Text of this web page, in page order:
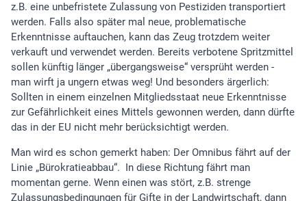
z.B. eine unbefristete Zulassung von Pestiziden transportiert
werden. Falls also später mal neue, problematische
Erkenntnisse auftauchen, kann das Zeug trotzdem weiter
verkauft und verwendet werden. Bereits verbotene Spritzmittel
sollen künftig länger „übergangsweise“ versprüht werden -
man wirft ja ungern etwas weg! Und besonders ärgerlich:
Sollten in einem einzelnen Mitgliedsstaat neue Erkenntnisse
zur Gefährlichkeit eines Mittels gewonnen werden, dann dürfte
das in der EU nicht mehr berücksichtigt werden.
Man wird es schon gemerkt haben: Der Omnibus fährt auf der
Linie „Bürokratieabbau“. In diese Richtung fährt man
momentan gerne. Wenn einen was stört, z.B. strenge
Zulassungsbedingungen für Gifte in der Landwirtschaft, dann